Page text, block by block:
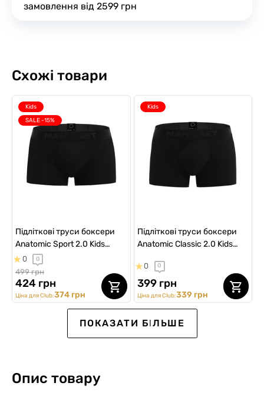
замовлення від 2599 грн
Схожі товари
Kids
SALE -15%
Підліткові труси боксери
Anatomic Sport 2.0 Kids
Cooltech Black Series,
чорний
0 0
499 грн
424 грн
Ціна для Club:374 грн
Kids
Підліткові труси боксери
Anatomic Classic 2.0 Kids
0 0
399 грн
Ціна для Club:339 грн
Kids
Kids
Ексклюзив для Клубу Kids
ПОКАЗАТИ БІЛЬШЕ
Опис товару